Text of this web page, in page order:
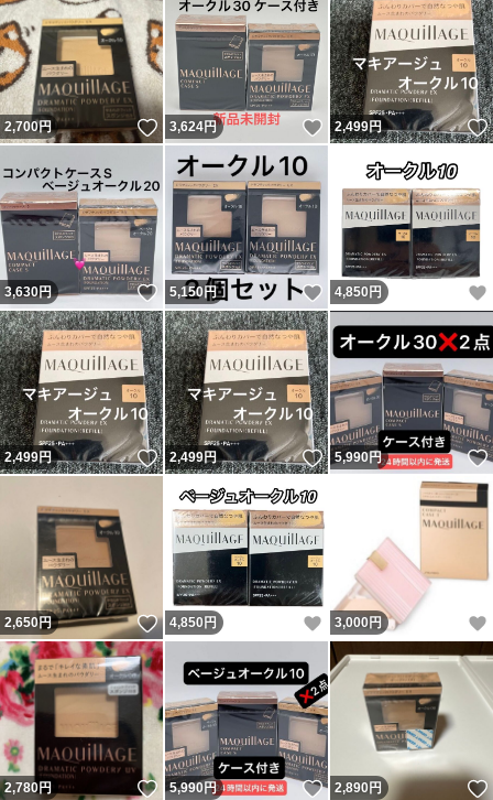
2,700円 いいね！
3,624円 いいね！
2,499円
3,630円 いいね！
5,150円 いいね！
4,850 円
2,499円 いいね！
2,499円 いいね！
5,990円
2,650円 いいね！
4,850 円 いいね！
3,000円
2,780円 いいね！
5,990円 いいね！
2,890円